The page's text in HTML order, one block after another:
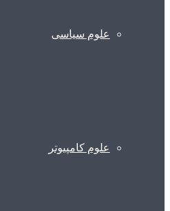
علوم سیاسی
علوم کامپیوتر